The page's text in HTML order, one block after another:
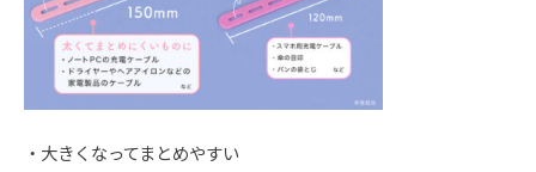
・大きくなってまとめやすい